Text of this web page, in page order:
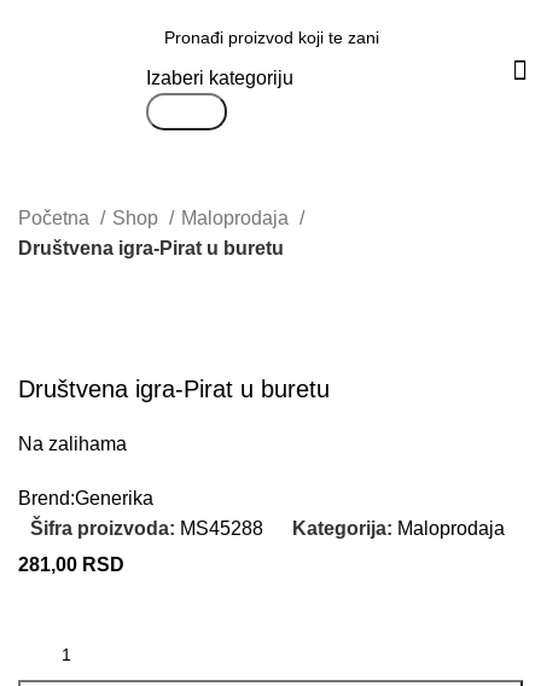
Izaberi kategoriju
Početna Shop
Maloprodaja
Društvena igra-Pirat u buretu
Društvena igra-Pirat u buretu
Na zalihama
Brend:Generika
Šifra proizvoda: MS45288 Kategorija: Maloprodaja
281,00 RSD